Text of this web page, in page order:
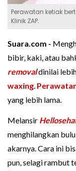
Perawatan ketiak
Klinik ZAP.
Suara.com -
bibir, kaki, atau
removaldinilai
waxing.
yang lebih lama.
Melansir
menghilangkan
akarnya. Cara ini
pun, selagi rambut